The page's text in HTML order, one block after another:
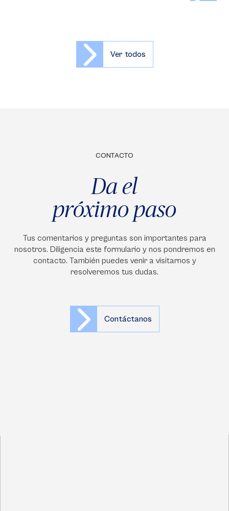
Ver todos
CONTACTO
Da el
próximo paso
Tus comentarios y preguntas son importantes para
nosotros. Diligencia este formulario y nos pondremos en
contacto. También puedes venir a visitarnos y
resolveremos tus dudas.
Contáctanos